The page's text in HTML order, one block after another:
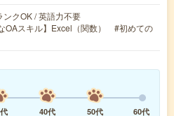
クOK / 英語力不要
OAスキル】Excel（関数） #初めての
40代 50代 60代